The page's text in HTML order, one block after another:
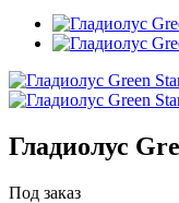
Гладиолус
Под заказ